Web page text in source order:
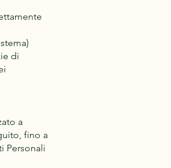
di
a
fino a
Personali